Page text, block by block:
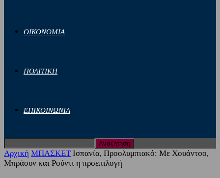
ΟΙΚΟΝΟΜΙΑ
ΠΟΛΙΤΙΚΗ
ΕΠΙΚΟΙΝΩΝΙΑ
Αρχική ΜΠΑΣΚΕΤ Ισπανία, Προολυμπιακό: Με Χουάντσο,
Μπράουν και Ρούντι η προεπιλογή